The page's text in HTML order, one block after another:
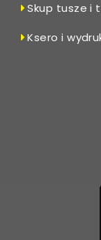
Skup tusze i
Ksero i